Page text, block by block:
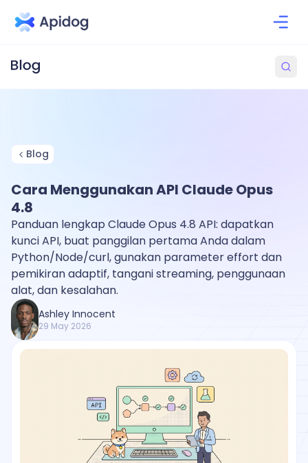
Blog
Cara Menggunakan API Claude Opus
4.8
Panduan lengkap Claude Opus 4.8 API: dapatkan
kunci API, buat panggilan pertama Anda dalam
Python/Node/curl, gunakan parameter effort dan
pemikiran adaptif, tangani streaming, penggunaan
alat, dan kesalahan.
Ashley Innocent
29 May 2026